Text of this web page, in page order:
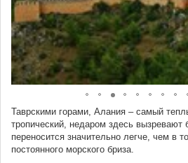
Таврскими горами, Алания – самый
тропический, недаром здесь
переносится значительно легче, чем в
постоянного морского бриза.